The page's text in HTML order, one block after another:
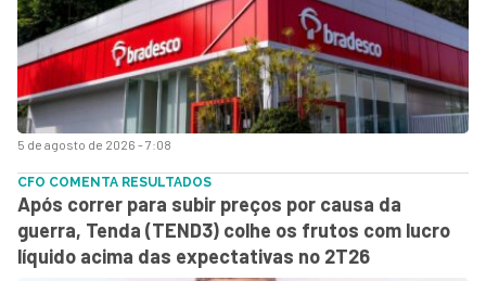
5 de agosto de 2026 - 7:08
CFO COMENTA RESULTADOS
Após correr para subir preços por causa da
guerra, Tenda (TEND3) colhe os frutos com lucro
líquido acima das expectativas no 2T26